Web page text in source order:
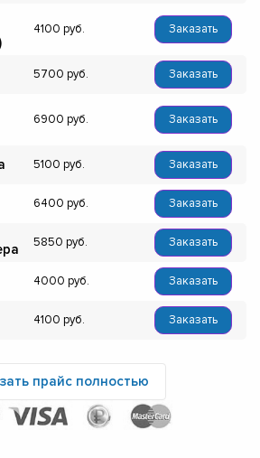
4100 Заказать
5700 Заказать
6900 Заказать
5100 Заказать
6400 Заказать
5850 Заказать
4000 Заказать
4100 Заказать
прайс полностью